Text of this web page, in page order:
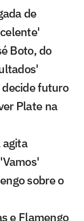
de
Boto, do
futuro
Plate na
agita
sobre o
e Flamengo